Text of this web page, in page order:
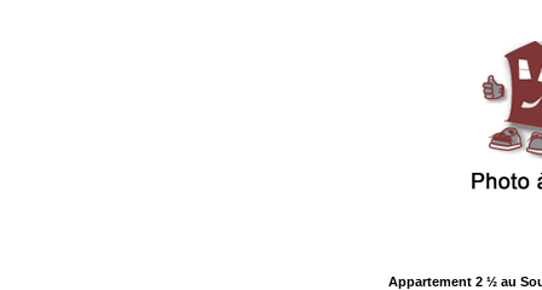
Appartement 2 ½ au